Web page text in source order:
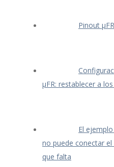
Pinout
μFR: restablecer a
El
no puede conectar
que falta